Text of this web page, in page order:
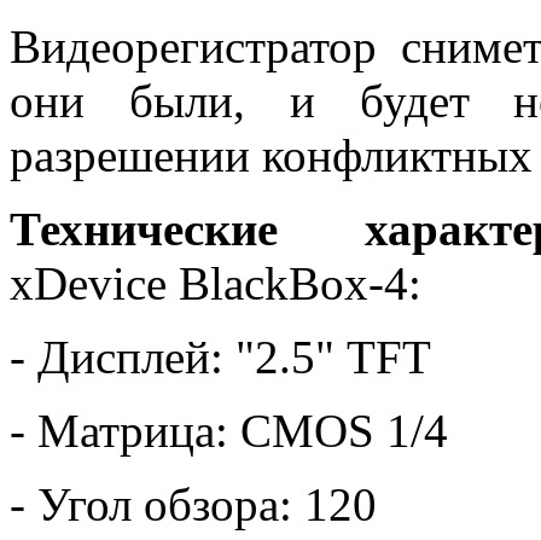
Видеорегистратор
они были, и будет
разрешении конфликтных
Технические
xDevice BlackBox-4:
- Дисплей: "2.5" TFT
- Матрица: CMOS 1/4
- Угол обзора: 120